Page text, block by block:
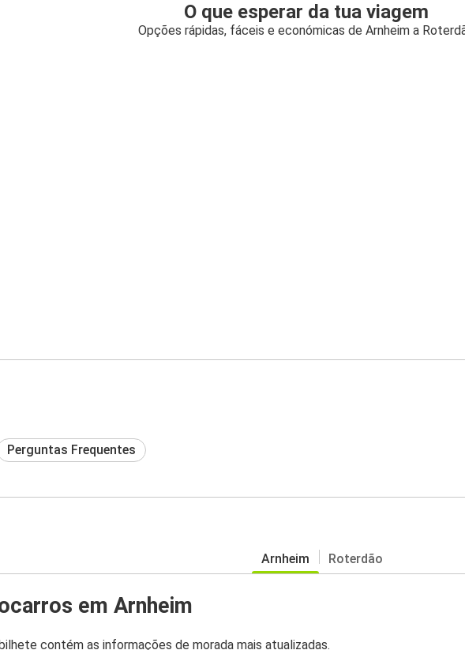
O que esperar da tua viagem
Opções rápidas, fáceis e económicas de Arnheim a
Perguntas Frequentes
Arnheim Roterdão
em Arnheim
contém as informações de morada mais atualizadas.